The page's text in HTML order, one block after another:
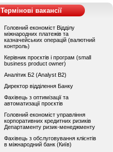
Термінові вакансії
Головний економіст Відділу
міжнародних платежів та
казначейських операцій (валютний
контроль)
Керівник проєктів і програм (small
business product owner)
Аналітик Б2 (Analyst B2)
Директор відділення Банку
Фахівець з оптимізації та
автоматизації проєктів
Головний економіст управління
корпоративних кредитних ризиків
Департаменту ризик-менеджменту
Фахівець з обслуговування клієнтів
в міжнародний банк (Київ)